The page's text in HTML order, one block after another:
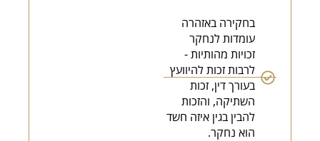
בחקירה באזהרה
עומדות לנחקר
זכויות מהותיות -
לרבות זכות להיוועץ
בעורך דין, זכות
השתיקה, והזכות
להבין בגין איזה חשד
הוא נחקר.